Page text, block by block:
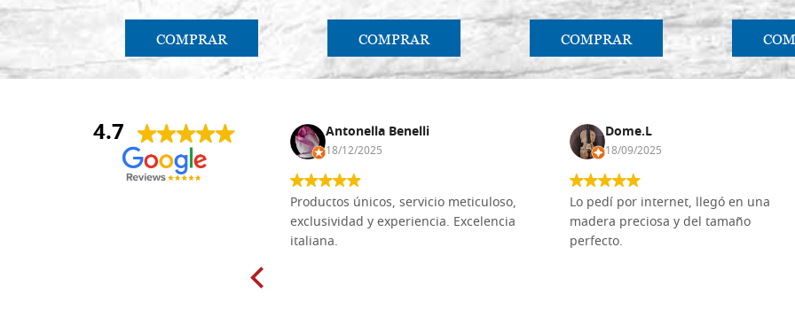
COMPRAR COMPRAR COMPRAR
4.7
Anna Maria Negri Antonella Benelli
18/12/2025
Productos únicos, servicio meticuloso,
exclusividad y experiencia. Excelencia
italiana.
Dome.L
18/09/2025
Lo pedí por internet, llegó en una
madera preciosa y del tamaño
perfecto.